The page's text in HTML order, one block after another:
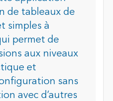
de tableaux de
simples à
permet de
aux niveaux
et
sans
avec d’autres